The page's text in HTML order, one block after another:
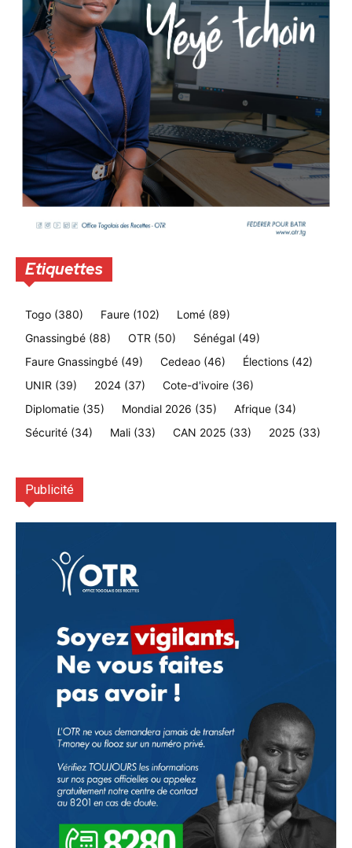
Etiquettes
Togo (380) Faure (102) Lomé (89)
Gnassingbé (88) OTR (50) Sénégal (49)
Faure Gnassingbé (49) Cedeao (46) Élections (42)
UNIR (39) 2024 (37) Cote-d'ivoire (36)
Diplomatie (35) Mondial 2026 (35) Afrique (34)
Sécurité (34) Mali (33) CAN 2025 (33) 2025 (33)
Publicité